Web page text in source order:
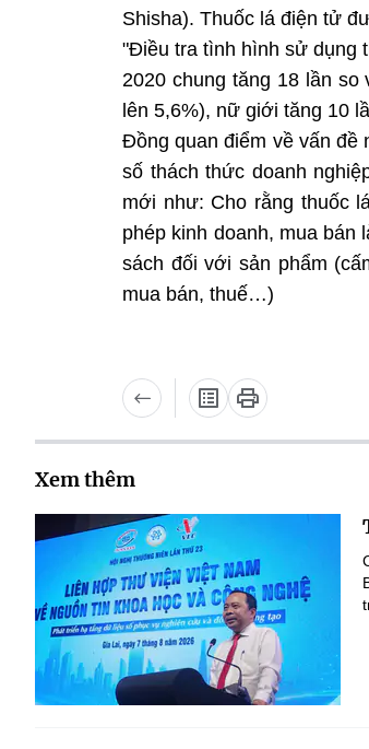
Shisha). Thuốc lá điện tử
"Điều tra tình hình sử dụng
2020 chung tăng 18 lần
lên 5,6%), nữ giới tăng 10
Đồng quan điểm về vấn đề
số thách thức doanh
mới như: Cho rằng thuốc
phép kinh doanh, mua
sách đối với sản phẩm
mua bán, thuế…)
Xem thêm